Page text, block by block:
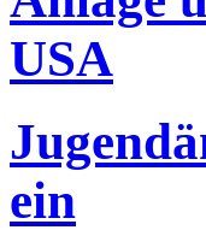
USA
ein